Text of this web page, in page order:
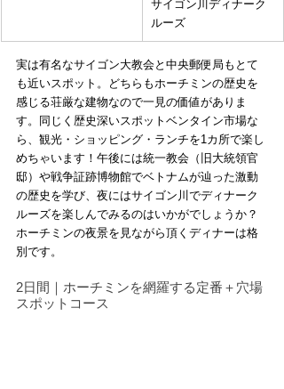
サイゴン川ディナーク
ルーズ
実は有名なサイゴン大教会と中央郵便局もとて
も近いスポット。どちらもホーチミンの歴史を
感じる荘厳な建物なので一見の価値がありま
す。同じく歴史深いスポットベンタイン市場な
ら、観光・ショッピング・ランチを1カ所で楽し
めちゃいます！午後には統一教会（旧大統領官
邸）や戦争証跡博物館でベトナムが辿った激動
の歴史を学び、夜にはサイゴン川でディナーク
ルーズを楽しんでみるのはいかがでしょうか？
ホーチミンの夜景を見ながら頂くディナーは格
別です。
2日間｜ホーチミンを網羅する定番＋穴場
スポットコース